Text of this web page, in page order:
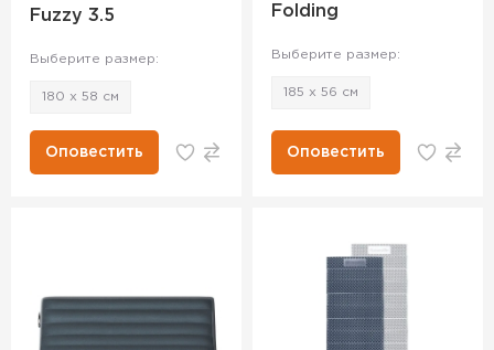
Fuzzy 3.5
Выберите размер:
180 x 58 см
Оповестить
Folding
Выберите размер:
185 х 56 см
Оповестить